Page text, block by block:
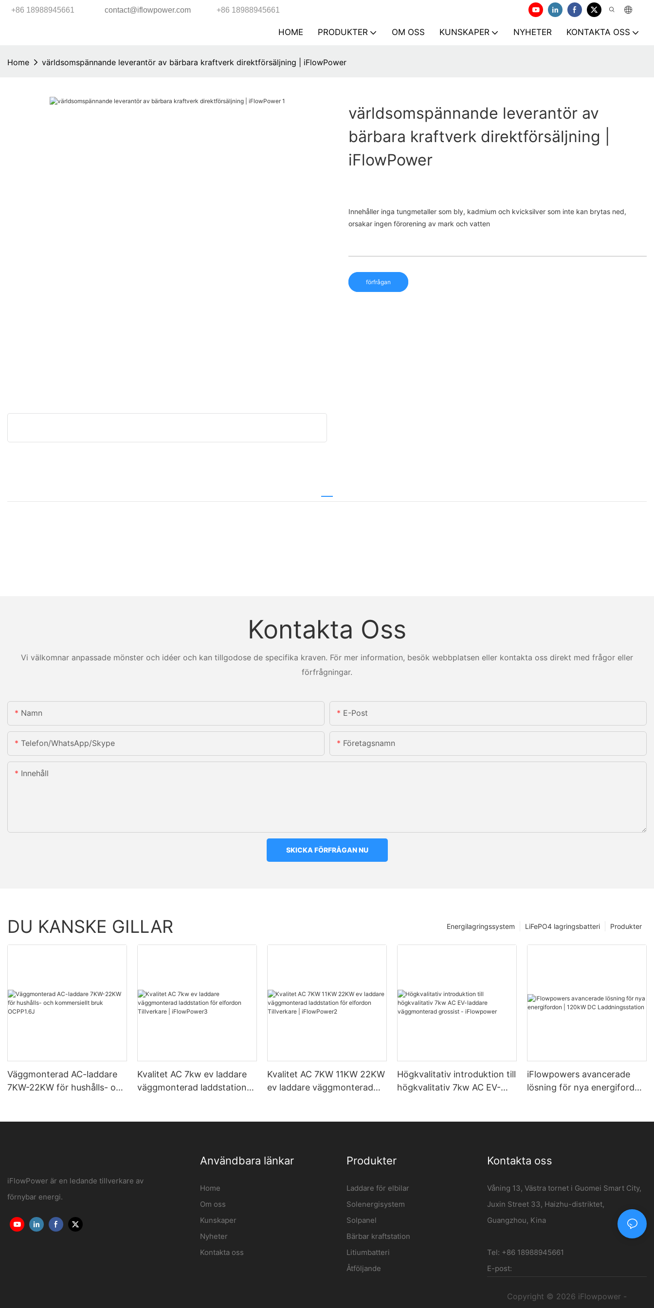
+86 18988945661 contact@iflowpower.com +86 18988945661
HOME PRODUKTER OM OSS KUNSKAPER NYHETER KONTAKTA OSS
Home världsomspännande leverantör av bärbara kraftverk direktförsäljning | iFlowPower
världsomspännande leverantör av
bärbara kraftverk direktförsäljning |
iFlowPower
Innehåller inga tungmetaller som bly, kadmium och kvicksilver som inte kan brytas ned,
orsakar ingen förorening av mark och vatten
förfrågan
Kontakta Oss
Vi välkomnar anpassade mönster och idéer och kan tillgodose de specifika kraven. För mer information, besök webbplatsen eller kontakta oss direkt med frågor eller
förfrågningar.
Namn E-Post
Telefon/WhatsApp/Skype Företagsnamn
Innehåll
SKICKA FÖRFRÅGAN NU
DU KANSKE GILLAR Produkter
LiFePO4 lagringsbatteri
Energilagringssystem
Väggmonterad AC-laddare
7KW-22KW för hushålls- och
Kvalitet AC 7kw ev laddare
väggmonterad laddstation
Kvalitet AC 7KW 11KW 22KW
ev laddare väggmonterad
Högkvalitativ introduktion till
högkvalitativ 7kw AC EV-
iFlowpowers avancerade
lösning för nya energifordon
iFlowPower är en ledande tillverkare av
förnybar energi.
Användbara länkar
Home
Om oss
Kunskaper
Nyheter
Kontakta oss
Produkter
Laddare för elbilar
Solenergisystem
Solpanel
Bärbar kraftstation
Litiumbatteri
Åtföljande
Kontakta oss
Våning 13, Västra tornet i Guomei Smart City,
Juxin Street 33, Haizhu-distriktet,
Guangzhou, Kina
Tel: +86 18988945661
E-post:
Copyright © 2026 iFlowpower -